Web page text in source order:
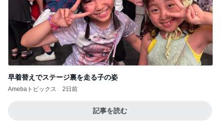
早着替えでステージ裏を走る子の姿
Amebaトピックス 2日前
記事を読む